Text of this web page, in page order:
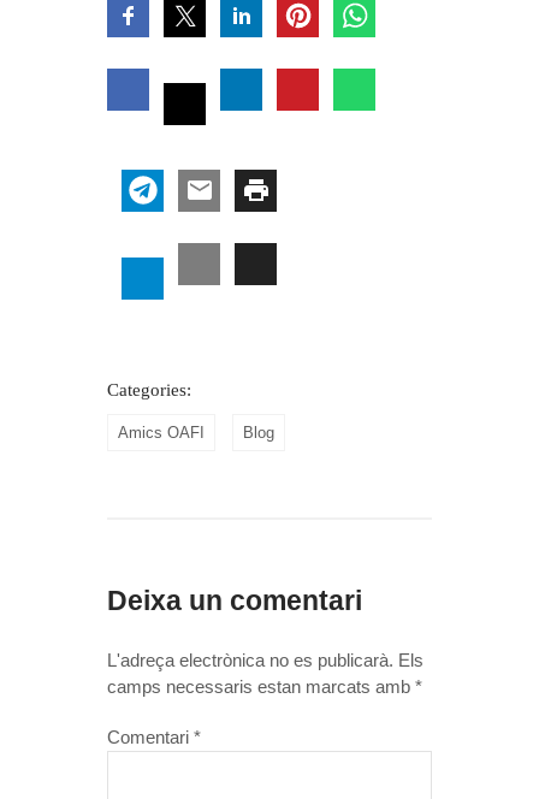
Categories:
Amics OAFI Blog
Deixa un comentari
L'adreça electrònica no es publicarà. Els
camps necessaris estan marcats amb *
Comentari *